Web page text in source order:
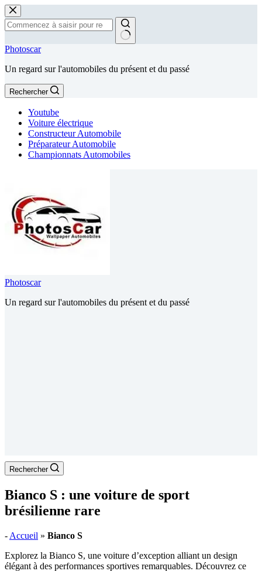
Passer
au
contenu
Aucun
Photoscar
Un regard sur l'automobiles du présent et du passé
Rechercher
Youtube
Voiture électrique
Constructeur Automobile
Préparateur Automobile
Championnats Automobiles
Photoscar
Un regard sur l'automobiles du présent et du passé
Rechercher
Bianco S : une voiture de sport
brésilienne rare
- Accueil » Bianco S
Explorez la Bianco S, une voiture d’exception alliant un design
élégant à des performances sportives remarquables. Découvrez ce